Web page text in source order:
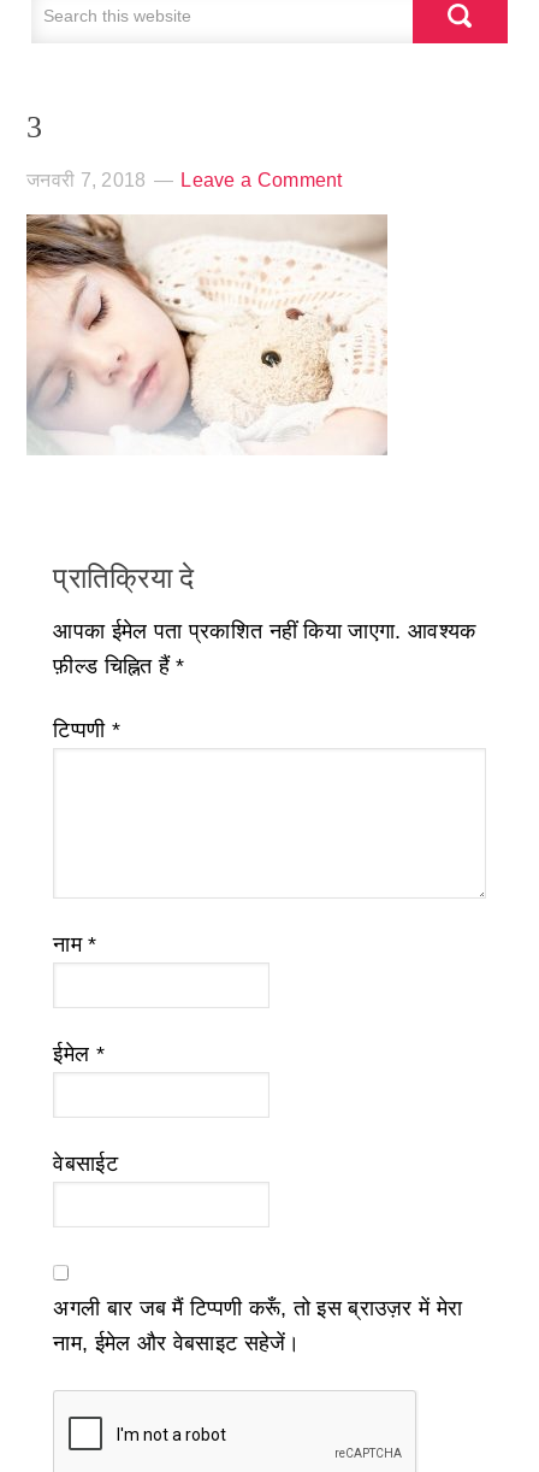
3
जनवरी 7, 2018 Leave a Comment
प्रातिक्रिया दे
आपका ईमेल पता प्रकाशित नहीं किया जाएगा. आवश्यक
फ़ील्ड चिह्नित हैं*
टिप्पणी *
नाम*
ईमेल *
वेबसाईट
अगली बार जब मैं टिप्पणी करूँ, तो इस ब्राउज़र में मेरा
नाम, ईमेल और वेबसाइट सहेजें।